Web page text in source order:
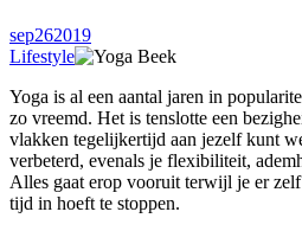
sep262019
Lifestyle
Yoga is al een aantal jaren in
zo vreemd. Het is tenslotte een
vlakken tegelijkertijd aan jezelf kunt
verbeterd, evenals je flexibiliteit,
Alles gaat erop vooruit terwijl je er
tijd in hoeft te stoppen.